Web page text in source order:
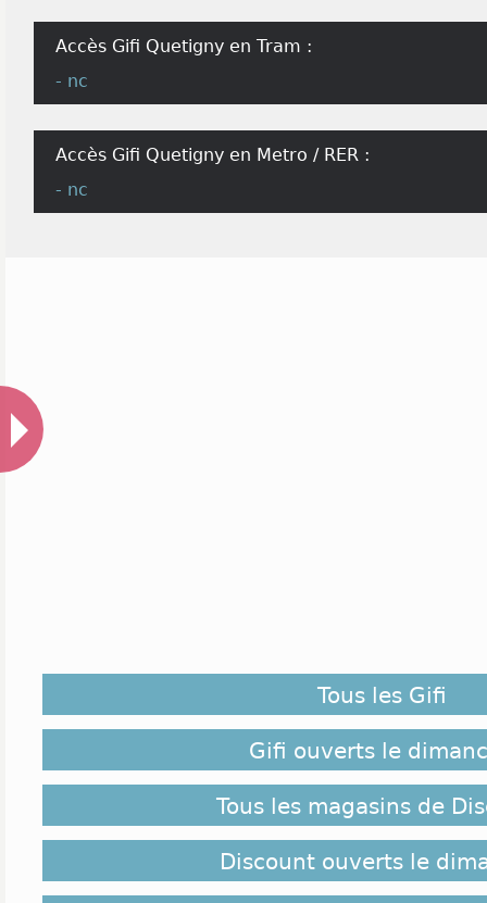
Accès Gifi Quetigny en Tram :
- nc
Accès Gifi Quetigny en Metro / RER :
- nc
Tous les Gifi
Gifi ouverts le
Tous les magasins de
Discount ouverts le